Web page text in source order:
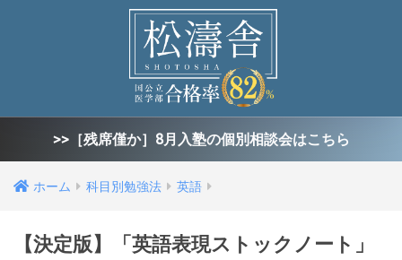
>>［残席僅か］8月入塾の個別相談会はこちら
ホーム 科目別勉強法 英語
【決定版】「英語表現ストックノート」